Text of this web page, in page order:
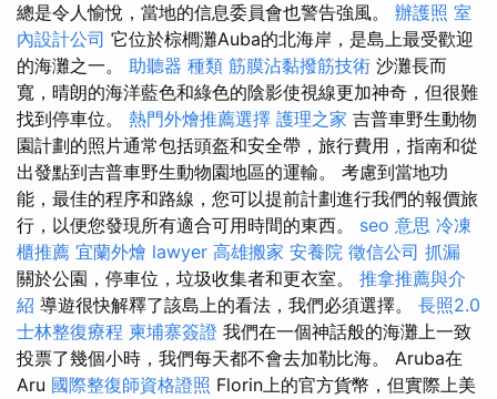
總是令人愉悅，當地的信息委員會也警告強風。 辦護照 室
內設計公司 它位於棕櫚灘Auba的北海岸，是島上最受歡迎
的海灘之一。 助聽器 種類 筋膜沾黏撥筋技術 沙灘長而
寬，晴朗的海洋藍色和綠色的陰影使視線更加神奇，但很難
找到停車位。 熱門外燴推薦選擇 護理之家 吉普車野生動物
園計劃的照片通常包括頭盔和安全帶，旅行費用，指南和從
出發點到吉普車野生動物園地區的運輸。 考慮到當地功
能，最佳的程序和路線，您可以提前計劃進行我們的報價旅
行，以便您發現所有適合可用時間的東西。 seo 意思 冷凍
櫃推薦 宜蘭外燴 lawyer 高雄搬家 安養院 徵信公司 抓漏
關於公園，停車位，垃圾收集者和更衣室。 推拿推薦與介
紹 導遊很快解釋了該島上的看法，我們必須選擇。 長照2.0
士林整復療程 柬埔寨簽證 我們在一個神話般的海灘上一致
投票了幾個小時，我們每天都不會去加勒比海。 Aruba在
Aru 國際整復師資格證照 Florin上的官方貨幣，但實際上美